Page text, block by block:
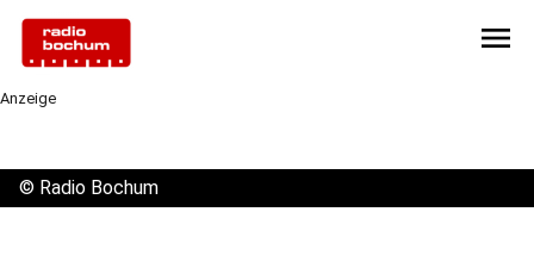
menu
Anzeige
© Radio Bochum